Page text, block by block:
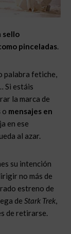
sello
pinceladas.
palabra fetiche,
Si estáis
la marca de
o mensajes en
en ese
al azar.
su intención
no más de
estreno de
de Stark Trek,
de retirarse.